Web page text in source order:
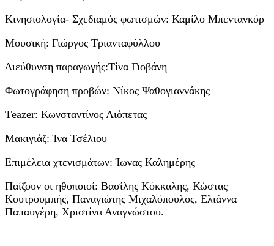
Κινησιολογία- Σχεδιαμός φωτισμών: Καμίλο Μπεντανκόρ
Μουσική: Γιώργος Τριανταφύλλου
Διεύθυνση παραγωγής:Τίνα Γιοβάνη
Φωτογράφηση προβών: Νίκος Ψαθογιαννάκης
Τeazer: Κωνσταντίνος Λιόπετας
Μακιγιάζ: Ίνα Τσέλιου
Επιμέλεια χτενισμάτων: Ίωνας Καλημέρης
Παίζουν οι ηθοποιοί: Βασίλης Κόκκαλης, Κώστας
Κουτρουμπής, Παναγιώτης Μιχαλόπουλος, Ελιάννα
Παπαυγέρη, Χριστίνα Αναγνώστου.